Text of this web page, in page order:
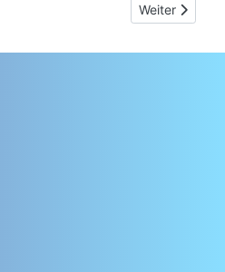
Weihnachtskrippe zu
Nächster
Weiter